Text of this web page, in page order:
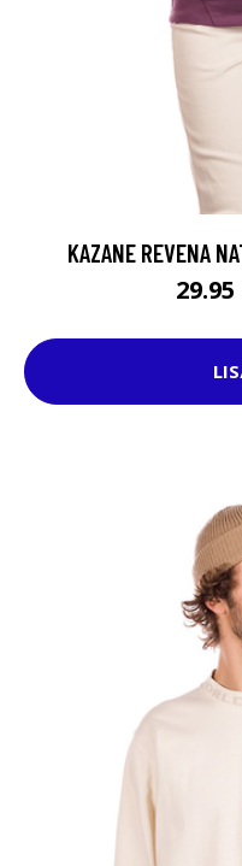
KAZANE REVENA
29.95